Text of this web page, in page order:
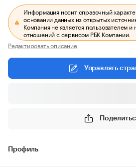
Информация носит справочный
основании данных из открытых
Компания не является пользователем
отношений с сервисом РБК Компании.
Редактировать описание
Управлять
Профиль